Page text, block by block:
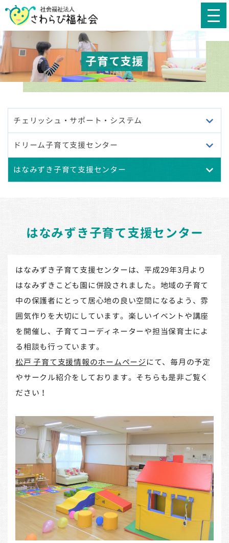
子育て支援
チェリッシュ・サポート・システム
ドリーム子育て支援センター
はなみずき子育て支援センター
はなみずき子育て支援センター
はなみずき子育て支援センターは、平成29年3月より
はなみずきこども園に併設されました。地域の子育て
中の保護者にとって居心地の良い空間になるよう、雰
囲気作りを大切にしています。楽しいイベントや講座
を開催し、子育てコーディネーターや担当保育士によ
る相談も行っています。
松戸 子育て支援情報のホームページにて、毎月の予定
やサークル紹介をしております。そちらも是非ご覧く
ださい！